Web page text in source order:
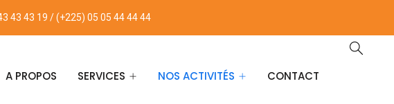
43 43 19 / (+225) 05 05 44 44 44
A PROPOS SERVICES NOS ACTIVITÉS CONTACT